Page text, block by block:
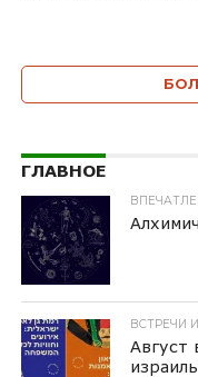
ГЛАВНОЕ
ВСТРЕЧИ
Август